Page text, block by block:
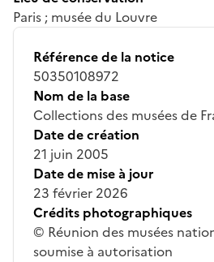
Paris ; musée du Louvre
Référence de la notice
50350108972
Nom de la base
Collections des musées de
Date de création
21 juin 2005
Date de mise à jour
23 février 2026
Crédits photographiques
© Réunion des musées
soumise à autorisation